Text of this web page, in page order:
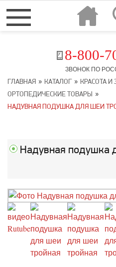
8-800-
ЗВОНОК ПО
ГЛАВНАЯ » КАТАЛОГ » КРАСОТА И
ОРТОПЕДИЧЕСКИЕ ТОВАРЫ »
НАДУВНАЯ ПОДУШКА ДЛЯ ШЕИ
Надувная подушка